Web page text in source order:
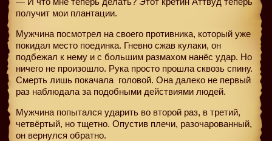
получит мои плантации.
Мужчина посмотрел на своего противника, который уже
покидал место поединка. Гневно сжав кулаки, он
подбежал к нему и с большим размахом нанёс удар. Но
ничего не произошло. Рука просто прошла сквозь спину.
Смерть лишь покачала головой. Она далеко не первый
раз наблюдала за подобными действиями людей.
Мужчина попытался ударить во второй раз, в третий,
четвёртый, но тщетно. Опустив плечи, разочарованный,
он вернулся обратно.